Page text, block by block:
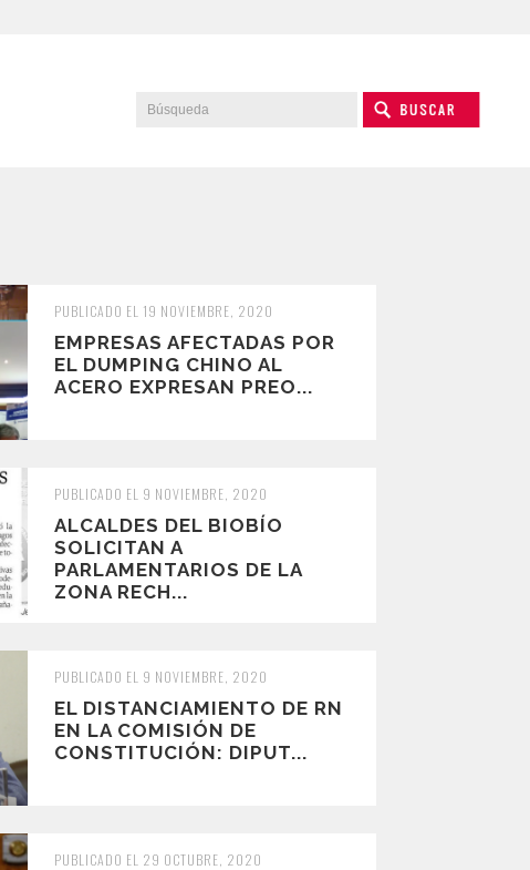
PUBLICADO EL 19 NOVIEMBRE, 2020
EMPRESAS AFECTADAS POR
EL DUMPING CHINO AL
ACERO EXPRESAN PREO...
PUBLICADO EL 9 NOVIEMBRE, 2020
ALCALDES DEL BIOBÍO
SOLICITAN A
PARLAMENTARIOS DE LA
ZONA RECH...
PUBLICADO EL 9 NOVIEMBRE, 2020
EL DISTANCIAMIENTO DE RN
EN LA COMISIÓN DE
CONSTITUCIÓN: DIPUT...
PUBLICADO EL 29 OCTUBRE, 2020